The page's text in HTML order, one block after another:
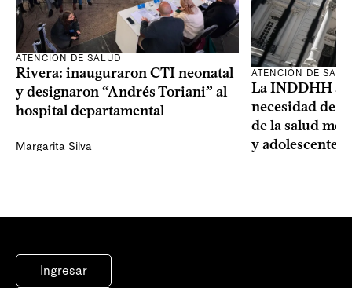
ATENCIÓN DE SALUD
Rivera: inauguraron CTI neonatal
y designaron “Andrés Toriani” al
hospital departamental
Margarita Silva
ATENCIÓN DE
La INDDHH
necesidad de
de la salud
y adolescentes
Ingresar